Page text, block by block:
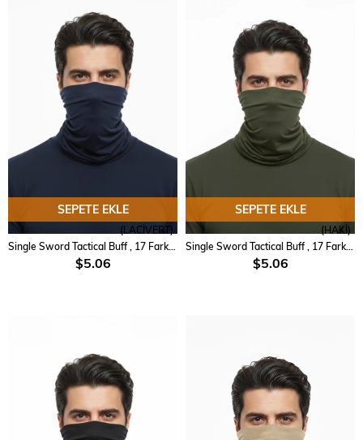
SEPETE EKLE
(LACİVERT)
$5.06
SEPETE EKLE
(HAKİ)
$5.06